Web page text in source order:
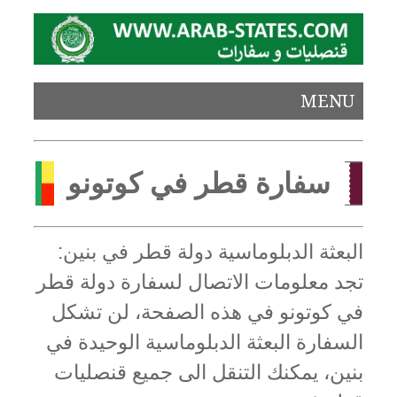
MENU
سفارة قطر في كوتونو
البعثة الدبلوماسية دولة قطر في بنين:
تجد معلومات الاتصال لسفارة دولة قطر
في كوتونو في هذه الصفحة، لن تشكل
السفارة البعثة الدبلوماسية الوحيدة في
بنين، يمكنك التنقل الى جميع قنصليات